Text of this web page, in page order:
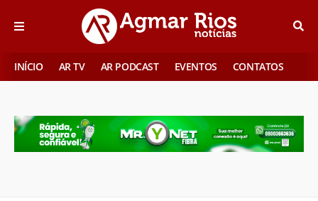
INÍCIO AR TV AR PODCAST EVENTOS CONTATOS